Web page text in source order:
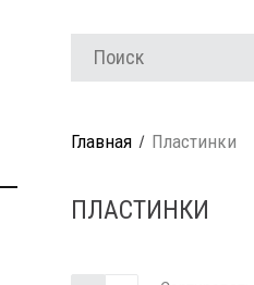
Главная Пластинки
ПЛАСТИНКИ